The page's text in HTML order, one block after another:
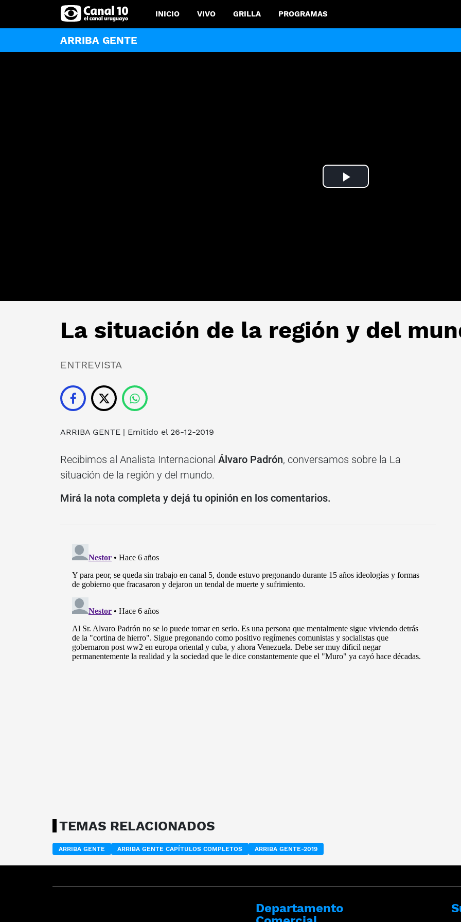
INICIO VIVO GRILLA PROGRAMAS
ARRIBA GENTE
Play
La situación de la región y del
ENTREVISTA
ARRIBA GENTE | Emitido el 26-12-2019
Recibimos al Analista Internacional Álvaro Padrón, conversamos sobre la La
situación de la región y del mundo.
Mirá la nota completa y dejá tu opinión en los comentarios.
TEMAS RELACIONADOS
ARRIBA GENTE ARRIBA GENTE CAPÍTULOS COMPLETOS ARRIBA GENTE-2019
Departamento